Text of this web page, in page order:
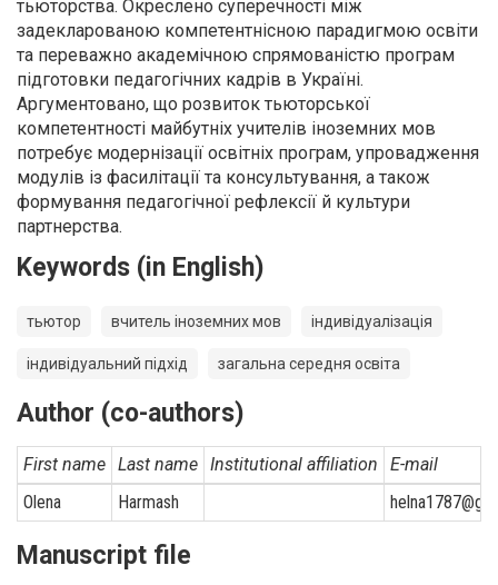
тьюторства. Окреслено суперечності між
задекларованою компетентнісною парадигмою освіти
та переважно академічною спрямованістю програм
підготовки педагогічних кадрів в Україні.
Аргументовано, що розвиток тьюторської
компетентності майбутніх учителів іноземних мов
потребує модернізації освітніх програм, упровадження
модулів із фасилітації та консультування, а також
формування педагогічної рефлексії й культури
партнерства.
Keywords (in English)
тьютор вчитель іноземних мов індивідуалізація
індивідуальний підхід загальна середня освіта
Author (co-authors)
First name Last name Institutional affiliation
E-mail
Olena
Harmash
Manuscript file